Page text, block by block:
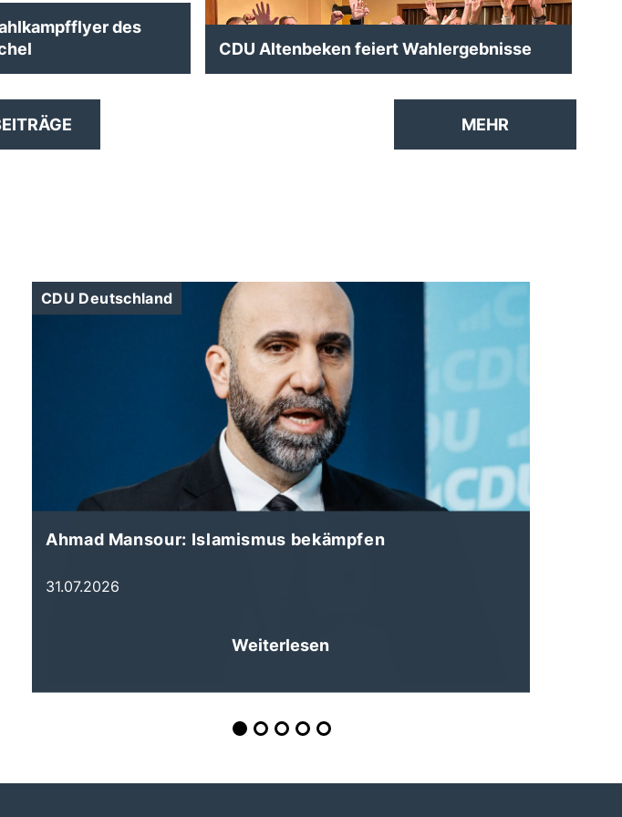
des
CDU Altenbeken feiert Wahlergebnisse
MEHR
CDU Deutschland
Ahmad Mansour: Islamismus bekämpfen
31.07.2026
Weiterlesen